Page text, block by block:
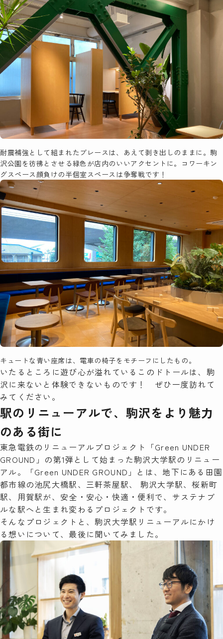
耐震補強として組まれたブレースは、あえて剥き出しのままに。駒
沢公園を彷彿とさせる緑色が店内のいいアクセントに。コワーキン
グスペース顔負けの半個室スペースは争奪戦です！
キュートな青い座席は、電車の椅子をモチーフにしたもの。
いたるところに遊び心が溢れているこのドトールは、駒
沢に来ないと体験できないものです！ ぜひ一度訪れて
みてください。
駅のリニューアルで、駒沢をより魅力
のある街に
東急電鉄のリニューアルプロジェクト「Green UNDER
GROUND」の第1弾として始まった駒沢大学駅のリニュー
アル。「Green UNDER GROUND」とは、地下にある田園
都市線の池尻大橋駅、三軒茶屋駅、 駒沢大学駅、桜新町
駅、用賀駅が、安全・安心・快適・便利で、サステナブ
ルな駅へと生まれ変わるプロジェクトです。
そんなプロジェクトと、駒沢大学駅リニューアルにかけ
る想いについて、最後に聞いてみました。